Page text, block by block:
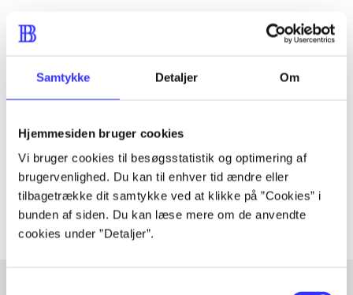
Samtykke Detaljer Om
Hjemmesiden bruger cookies
Vi bruger cookies til besøgsstatistik og optimering af
brugervenlighed. Du kan til enhver tid ændre eller
tilbagetrække dit samtykke ved at klikke på ”Cookies” i
bunden af siden. Du kan læse mere om de anvendte
cookies under ”Detaljer”.
Tidsskrift
Artiklen er en del af
lorem ipsum dolor sit amet ...
Tidsskrift
Artiklerne i handler ofte om